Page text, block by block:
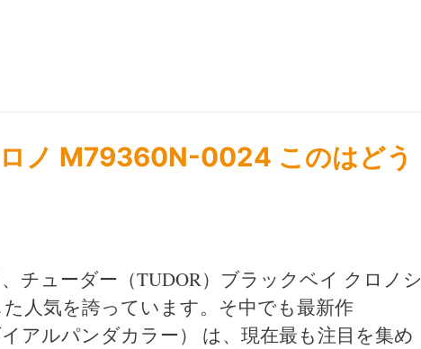
ノ M79360N-0024 このはどう
チューダー（TUDOR）ブラックベイ クロノシ
人気を誇っています。そ中でも最新作
アルパンダカラー） は、現在最も注目を集め